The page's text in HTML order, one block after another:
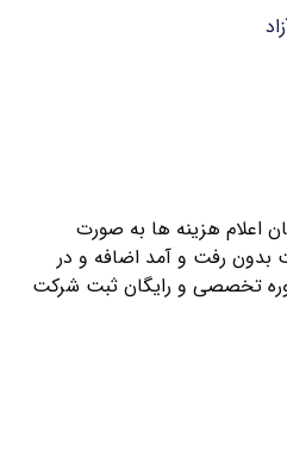
اعلام هزینه ها به صورت
بدون رفت و آمد اضافه و در
تخصصی و رایگان ثبت شرکت